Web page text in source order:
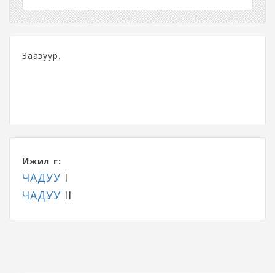
Заазуур.
Ижил үг:
ЧАДУУ I
ЧАДУУ II